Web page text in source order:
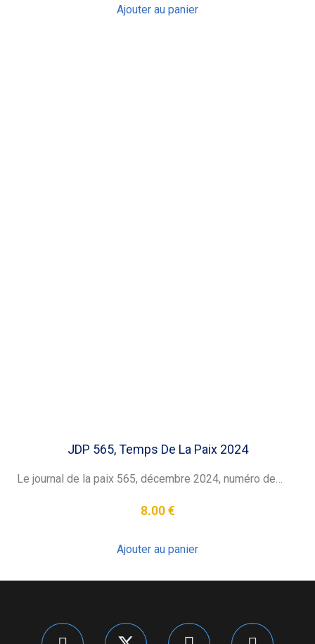
Ajouter au panier
JDP 565, Temps De La Paix 2024
Le journal de la paix 565, décembre 2024, numéro de…
8.00€
Ajouter au panier